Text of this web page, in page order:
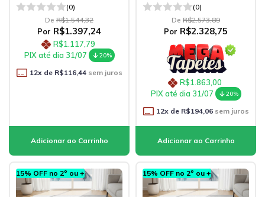
(0)
De R$1.544,32
Por R$1.397,24
R$1.117,79
PIX até dia 31/07
20%
12x de R$116,44sem juros
(0)
De R$2.573,89
Por R$2.328,75
R$1.863,00
PIX até dia 31/07
20%
12x de R$194,06sem juros
15% OFF no 2º ou + 15% OFF no 2º ou +